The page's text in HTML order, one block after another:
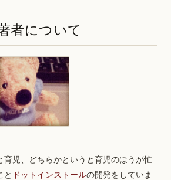
者について
育児、どちらかというと育児のほうが忙
と ドットインストールの開発をしていま